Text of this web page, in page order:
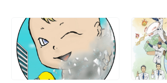
のでしょう。初めての事ではないので、
過去の蓄積データは外付けHDDに あるの
で、数日あれば"支障"は無くなるでしょ
う。 問題さえ解決に至れたら、ですけど
ね。 数
２０日ごろ
りのところ
緒に空を見
か？素敵な
見えて来ず 許さない!!の意見とごめんな
さい💦が ずっと平行線のまま…… どこか
で交わることは できないんだろうか。。
言いたくても言えない人も たくさんい
る。そんなこんなで ちょっぴりSNSの活
字に 目を塞ぎたくなっていました。 今話
題の元プラスマイナス岩橋さん 年運❾だ
けに影響は強かったようです。 真木よう
品制作 に集
急な方向転
んなさいお
ださった皆
います🫶🏻
が、これか
たら嬉しい